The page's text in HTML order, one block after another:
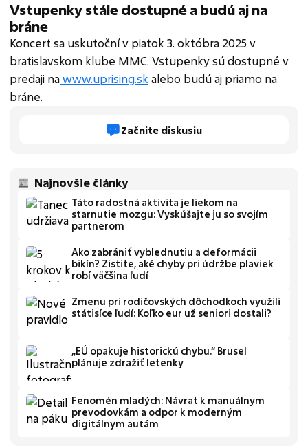
Vstupenky stále dostupné a budú aj na
bráne
Koncert sa uskutoční v piatok 3. októbra 2025 v
bratislavskom klube MMC. Vstupenky sú dostupné v
predaji nawww.uprising.sk alebo budú aj priamo na
bráne.
Začnite diskusiu
Najnovšie články
Táto radostná aktivita je liekom na
starnutie mozgu: Vyskúšajte ju so svojím
partnerom
Ako zabrániť vyblednutiu a deformácii
bikín? Zistite, aké chyby pri údržbe plaviek
robí väčšina ľudí
Zmenu pri rodičovských dôchodkoch využili
státisíce ľudí: Koľko eur už seniori dostali?
„EÚ opakuje historickú chybu.“ Brusel
plánuje zdražiť letenky
Fenomén mladých: Návrat k manuálnym
prevodovkám a odpor k moderným
digitálnym autám